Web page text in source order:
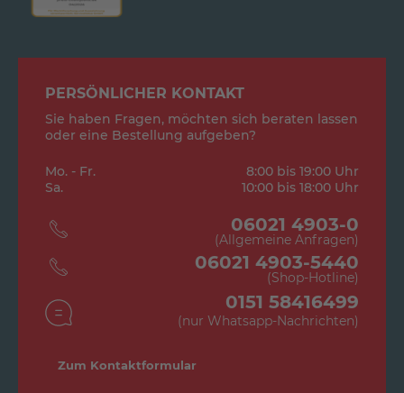
PERSÖNLICHER KONTAKT
Sie haben Fragen, möchten sich beraten lassen
oder eine Bestellung aufgeben?
Mo. - Fr.
8:00 bis 19:00 Uhr
Sa.
10:00 bis 18:00 Uhr
06021 4903-0
(Allgemeine Anfragen)
06021 4903-5440
(Shop-Hotline)
0151 58416499
(nur Whatsapp-Nachrichten)
Zum Kontaktformular